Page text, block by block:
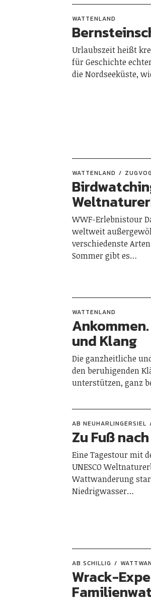
WATTENLAND
Urlaubszeit heißt
für Geschichte
die Nordseeküste,
WATTENLAND
WWF-Erlebnistour
weltweit
verschiedenste
Sommer gibt es…
WATTENLAND
und Klang
Die ganzheitliche
den beruhigenden
unterstützen, ganz
AB NEUHARLINGERSIEL
Zu Fuß
Eine Tagestour mit
UNESCO
Wattwanderung
Niedrigwasser…
AB SCHILLIG
Wrack-